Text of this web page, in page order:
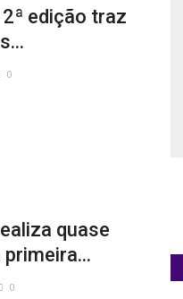
edição traz
0
quase
0